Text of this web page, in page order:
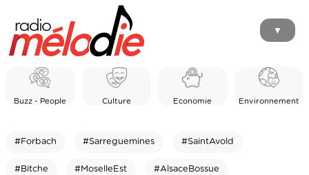
▼
Buzz - People Culture Economie Environnement
#Forbach #Sarreguemines #SaintAvold
#Bitche #MoselleEst #AlsaceBossue